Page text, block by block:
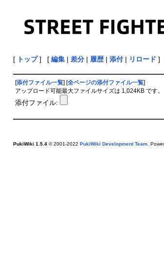
[ トップ] [ 編集| 差分| 履歴| 添付| リロード ]
[添付ファイル一覧] [全ページの添付ファイル一覧]
アップロード可能最大ファイルサイズは 1,024KB です。
添付ファイル:
PukiWiki 1.5.4© 2001-2022 PukiWiki Development Team.